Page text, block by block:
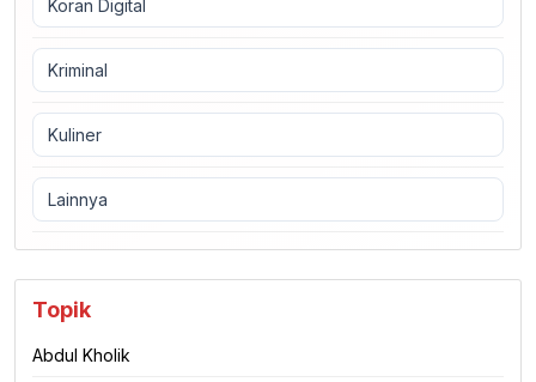
Koran Digital
Kriminal
Kuliner
Lainnya
Topik
Abdul Kholik